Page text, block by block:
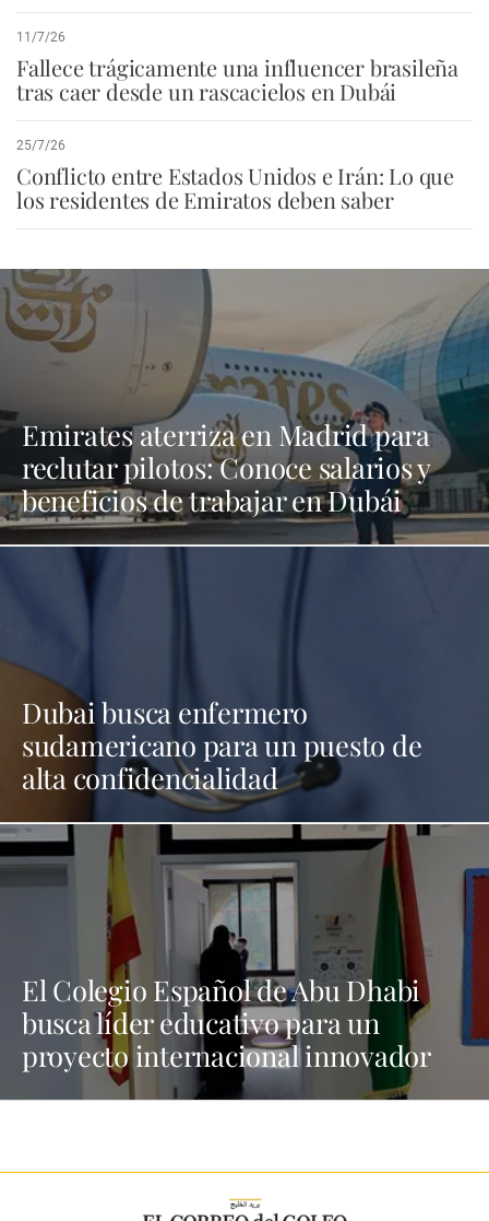
11/7/26
Fallece trágicamente una influencer brasileña
tras caer desde un rascacielos en Dubái
25/7/26
Conflicto entre Estados Unidos e Irán: Lo que
los residentes de Emiratos deben saber
Emirates aterriza en Madrid para
reclutar pilotos: Conoce salarios y
beneficios de trabajar en Dubái
Dubai busca enfermero
sudamericano para un puesto de
alta confidencialidad
El Colegio Español de Abu Dhabi
busca líder educativo para un
proyecto internacional innovador